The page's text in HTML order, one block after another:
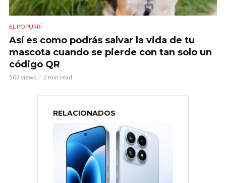
EL POPURRÍ
Así es como podrás salvar la vida de tu
mascota cuando se pierde con tan solo un
código QR
503 views 2 min read
RELACIONADOS